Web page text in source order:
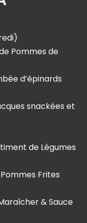
Pommes de
d’épinards
snackées et
de Légumes
Frites
& Sauce